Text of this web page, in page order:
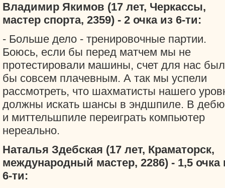
Владимир Якимов (17 лет, Черкассы,
мастер спорта, 2359) - 2 очка из 6-ти:
- Больше дело - тренировочные партии.
Боюсь, если бы перед матчем мы не
протестировали машины, счет для нас был
бы совсем плачевным. А так мы успели
рассмотреть, что шахматисты нашего
должны искать шансы в эндшпиле. В
и миттельшпиле переиграть компьютер
нереально.
Наталья Здебская (17 лет, Краматорск,
международный мастер, 2286) - 1,5 очка
6-ти: